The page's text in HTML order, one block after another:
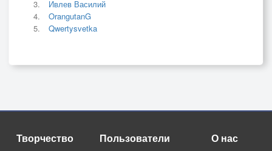
Ивлев Василий
OrangutanG
Qwertysvetka
Творчество Пользователи О нас